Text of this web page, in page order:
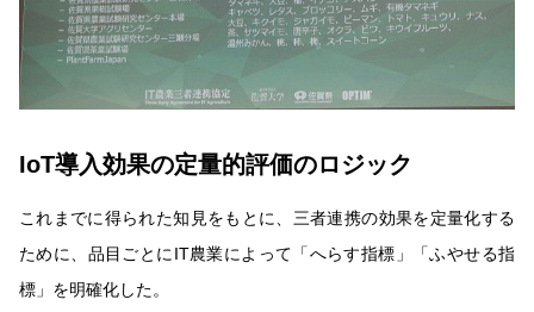
IoT導入効果の定量的評価のロジック
これまでに得られた知見をもとに、三者連携の効果を定量化する
ために、品目ごとにIT農業によって「へらす指標」「ふやせる指
標」を明確化した。